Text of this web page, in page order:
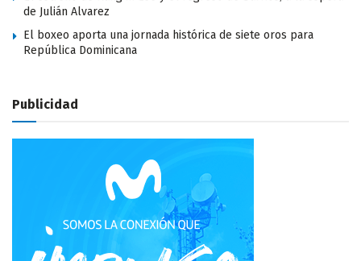
de Julián Alvarez
El boxeo aporta una jornada histórica de siete oros para
República Dominicana
Publicidad